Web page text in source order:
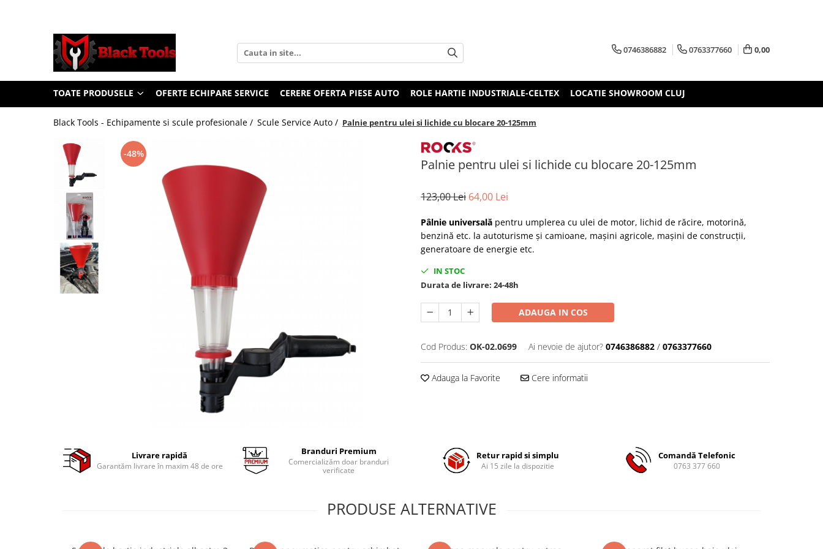
Toate Produsele
Scule Service Auto
Chei Si Truse De Chei
Chei Combinate Cu Clichet
Chei speciale
Clesti Si Seturi De Clesti
Clesti autoblocanti
Clesti pentru sertizat
Clesti pentru sigurante
Clesti reglabili pentru tevi
Clesti service auto
Clesti universali
Clima/Aer conditionat
Module scule
Echipamente De Sudura
0746386882 0763377660 0,00
TOATE PRODUSELE OFERTE ECHIPARE SERVICE CERERE OFERTA PIESE AUTO ROLE HARTIE INDUSTRIALE-CELTEX LOCATIE SHOWROOM CLUJ
Black Tools - Echipamente si scule profesionale / Scule Service Auto / Palnie pentru ulei si lichide cu blocare 20-125mm
Palnie pentru ulei si lichide cu blocare 20-125mm
-48%
123,00 Lei 64,00 Lei
Pâlnie universală pentru umplerea cu ulei de motor, lichid de răcire, motorină,
benzină etc. la autoturisme și camioane, mașini agricole, mașini de construcții,
generatoare de energie etc.
IN STOC
Durata de livrare: 24-48h
ADAUGA IN COS
Cod Produs: OK-02.0699 Ai nevoie de ajutor? 0746386882 / 0763377660
Adauga la Favorite Cere informatii
Livrare rapidă
Garantăm livrare în maxim 48 de ore
Branduri Premium
Comercializăm doar branduri
verificate
Retur rapid si simplu
Ai 15 zile la dispozitie
Comandă Telefonic
0763 377 660
PRODUSE ALTERNATIVE